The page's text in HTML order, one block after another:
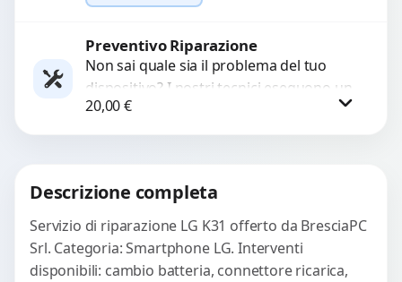
e accessori....
Richiedi Preventivo
Preventivo Riparazione
Non sai quale sia il problema del tuo
dispositivo? I nostri tecnici eseguono un
check-up completo con strumenti
avanzati per...
20,00€
Descrizione completa
Servizio di riparazione LG K31 offerto da BresciaPC
Srl. Categoria: Smartphone LG. Interventi
disponibili: cambio batteria, connettore ricarica,